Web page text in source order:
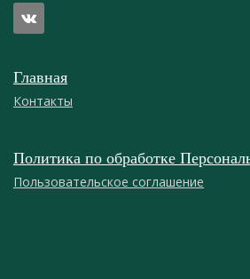
Главная
Контакты
Политика по обработке
Пользовательское соглашение